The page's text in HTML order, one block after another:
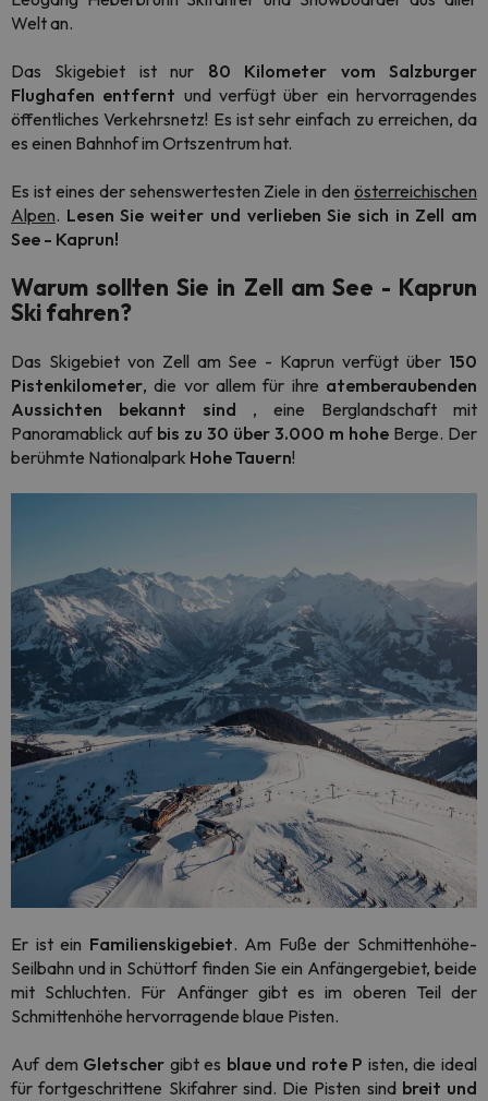
Welt an.
Das Skigebiet ist nur 80 Kilometer vom Salzburger
Flughafen entfernt und verfügt über ein hervorragendes
öffentliches Verkehrsnetz! Es ist sehr einfach zu erreichen, da
es einen Bahnhof im Ortszentrum hat.
Es ist eines der sehenswertesten Ziele in den österreichischen
Alpen. Lesen Sie weiter und verlieben Sie sich in Zell am
See - Kaprun!
Warum sollten Sie in Zell am See - Kaprun
Ski fahren?
Das Skigebiet von Zell am See - Kaprun verfügt über 150
Pistenkilometer, die vor allem für ihre atemberaubenden
Aussichten
bekannt sind , eine Berglandschaft mit
Panoramablick auf bis zu 30 über 3.000 m hohe Berge. Der
berühmte Nationalpark Hohe Tauern!
Er ist ein Familienskigebiet. Am Fuße der Schmittenhöhe-
Seilbahn und in Schüttorf finden Sie ein Anfängergebiet, beide
mit Schluchten. Für Anfänger gibt es im oberen Teil der
Schmittenhöhe hervorragende blaue Pisten.
Auf dem Gletscher gibt es blaue und rote P isten, die ideal
für fortgeschrittene Skifahrer sind. Die Pisten sind breit und